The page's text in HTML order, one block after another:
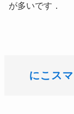
が多いです．
にこスマ